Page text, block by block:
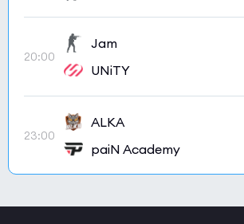
20:00
Jam
UNiTY
23:00
ALKA
paiN Academy